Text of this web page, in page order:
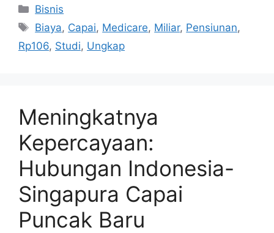
Kategori
Bisnis
Tag
Biaya, Capai, Medicare, Miliar, Pensiunan,
Rp106, Studi, Ungkap
Meningkatnya
Kepercayaan:
Hubungan Indonesia-
Singapura Capai
Puncak Baru